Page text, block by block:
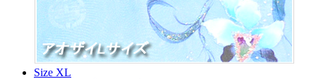
Size XL